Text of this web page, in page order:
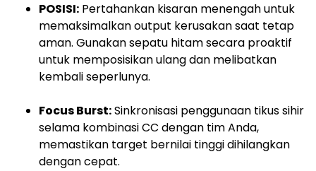
POSISI: Pertahankan kisaran menengah untuk
memaksimalkan output kerusakan saat tetap
aman. Gunakan sepatu hitam secara proaktif
untuk memposisikan ulang dan melibatkan
kembali seperlunya.
Focus Burst:Sinkronisasi penggunaan tikus sihir
selama kombinasi CC dengan tim Anda,
memastikan target bernilai tinggi dihilangkan
dengan cepat.